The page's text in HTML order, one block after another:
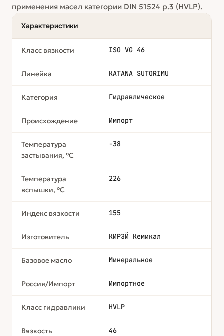
применения масел категории DIN 51524 p.3 (HVLP).
Характеристики
Класс вязкости ISO VG 46
Линейка KATANA SUTORIMU
Категория Гидравлическое
Происхождение Импорт
Температура
застывания, °C
-38
Температура
вспышки, °C
226
Индекс вязкости 155
Изготовитель КИРЭЙ Кемикал
Базовое масло Минеральное
Россия/Импорт Импортное
Класс гидравлики HVLP
Вязкость
46